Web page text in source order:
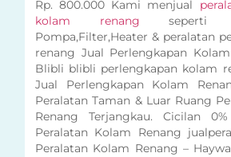
Rp. 800.000 Kami menjual
kolam renang seperti
Pompa,Filter,Heater & peralatan
renang Jual Perlengkapan
Blibli blibli perlengkapan kolam
Jual Perlengkapan Kolam
Peralatan Taman & Luar Ruang
Renang Terjangkau. Cicilan
Peralatan Kolam Renang
Peralatan Kolam Renang –